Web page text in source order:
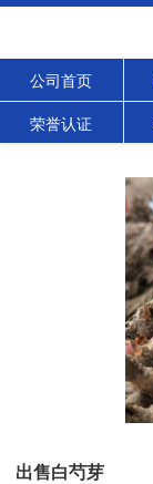
公司首页
荣誉认证
出售白芍芽